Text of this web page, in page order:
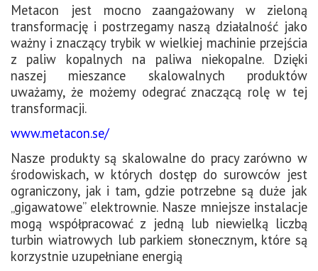
Metacon jest mocno zaangażowany w zieloną
transformację i postrzegamy naszą działalność jako
ważny i znaczący trybik w wielkiej machinie przejścia
z paliw kopalnych na paliwa niekopalne. Dzięki
naszej mieszance skalowalnych produktów
uważamy, że możemy odegrać znaczącą rolę w tej
transformacji.
www.metacon.se/
Nasze produkty są skalowalne do pracy zarówno w
środowiskach, w których dostęp do surowców jest
ograniczony, jak i tam, gdzie potrzebne są duże jak
„gigawatowe” elektrownie. Nasze mniejsze instalacje
mogą współpracować z jedną lub niewielką liczbą
turbin wiatrowych lub parkiem słonecznym, które są
korzystnie uzupełniane energią